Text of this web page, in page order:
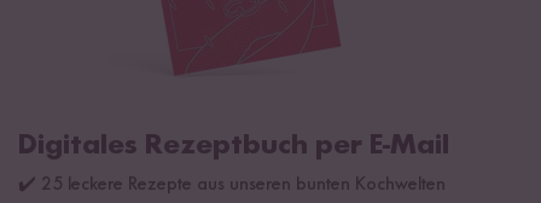
Digitales Rezeptbuch per E-Mail
✔️ 25 leckere Rezepte aus unseren bunten Kochwelten